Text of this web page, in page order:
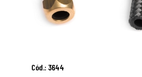
Cód.: 3644Adicionar
Ao